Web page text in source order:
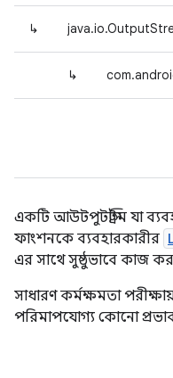
↳
↳
একটি আউটপুটস্ট্রিম যা
ফাংশনকে ব্যবহারকারীর
এর সাথে সুষ্ঠুভাবে কাজ
সাধারণ কর্মক্ষমতা
পরিমাপযোগ্য কোনো